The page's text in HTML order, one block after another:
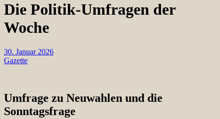
Die Politik-Umfragen der
Woche
30. Januar 2026
Gazette
Umfrage zu Neuwahlen und die
Sonntagsfrage